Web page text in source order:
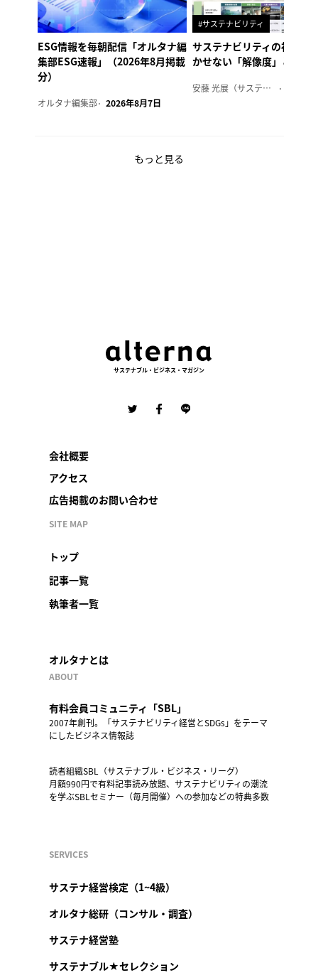
ESG情報を毎朝配信「オルタナ編
集部ESG速報」（2026年8月掲載
分）
オルタナ編集部 2026年8月7日
#サステナビリティ
サステナビリティの社内浸
かせない「解像度」とは
安藤 光展（サステナビリティ・コンサルタント）
もっと見る
サステナブル・ビジネス・マガジン
会社概要
アクセス
広告掲載のお問い合わせ
SITE MAP
トップ
記事一覧
執筆者一覧
オルタナとは
ABOUT
有料会員コミュニティ「SBL」
2007年創刊。「サステナビリティ経営とSDGs」をテーマ
にしたビジネス情報誌
読者組織SBL（サステナブル・ビジネス・リーグ）
月額990円で有料記事読み放題、サステナビリティの潮流
を学ぶSBLセミナー（毎月開催）への参加などの特典多数
SERVICES
サステナ経営検定（1~4級）
オルタナ総研（コンサル・調査）
サステナ経営塾
サステナブル★セレクション